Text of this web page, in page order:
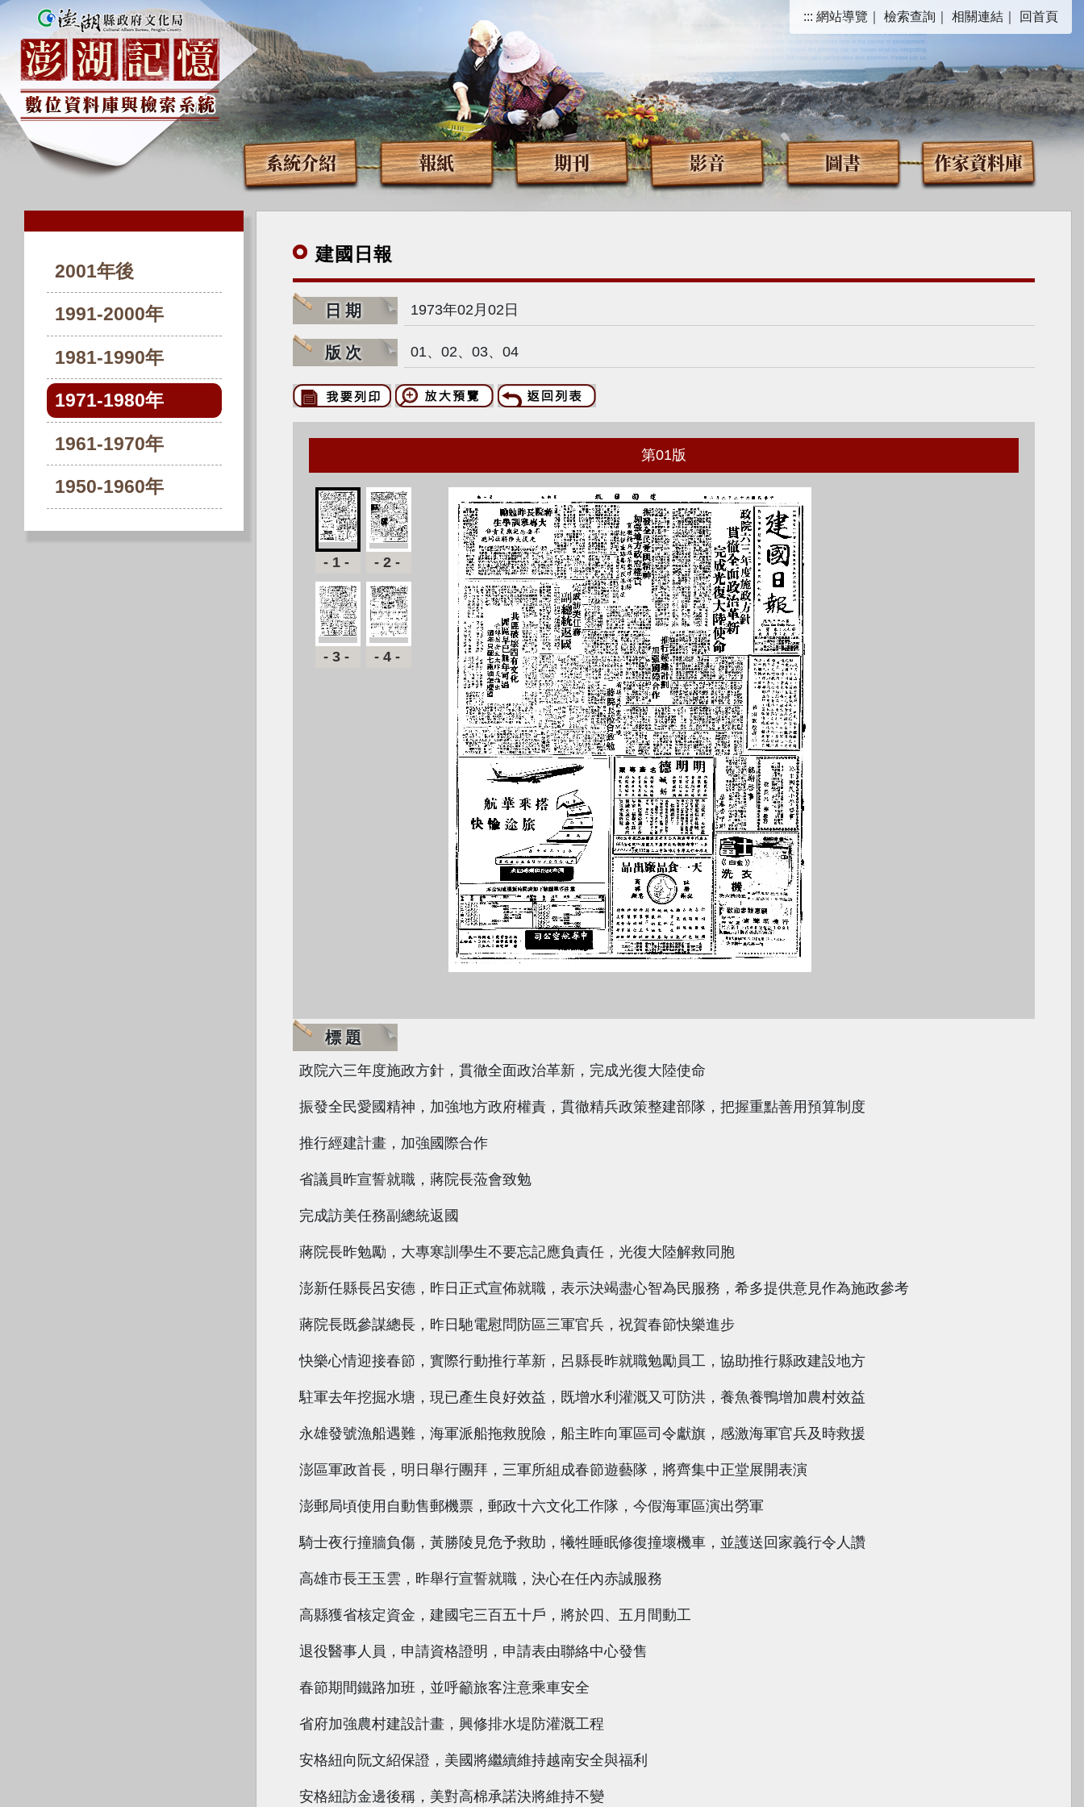
::: 網站導覽 檢索查詢 相關連結 回首頁
系統介紹 報紙 期刊 影音 圖書 作家資料庫
2001年後
1991-2000年
1981-1990年
1971-1980年
1961-1970年
1950-1960年
建國 日報
日期 1973年02月02日
版次 01、02、03、04
第01版
-1- -2-
-3- -4-
標題
政院六三年度施政方針，貫徹全面政治革新，完成光復大陸使命
振發全民愛國精神，加強地方政府權責，貫徹精兵政策整建部隊，把握重點善用預算制度
推行經建計畫，加強國際合作
省議員昨宣誓就職，蔣院長蒞會致勉
完成訪美任務副總統返國
蔣院長昨勉勵，大專寒訓學生不要忘記應負責任，光復大陸解救同胞
澎新任縣長呂安德，昨日正式宣佈就職，表示決竭盡心智為民服務，希多提供意見作為施政參考
蔣院長既參謀總長，昨日馳電慰問防區三軍官兵，祝賀春節快樂進步
快樂心情迎接春節，實際行動推行革新，呂縣長昨就職勉勵員工，協助推行縣政建設地方
駐軍去年挖掘水塘，現已產生良好效益，既增水利灌溉又可防洪，養魚養鴨增加農村效益
永雄發號漁船遇難，海軍派船拖救脫險，船主昨向軍區司令獻旗，感激海軍官兵及時救援
澎區軍政首長，明日舉行團拜，三軍所組成春節遊藝隊，將齊集中正堂展開表演
澎郵局頃使用自動售郵機票，郵政十六文化工作隊，今假海軍區演出勞軍
騎士夜行撞牆負傷，黃勝陵見危予救助，犧牲睡眠修復撞壞機車，並護送回家義行令人讚
高雄市長王玉雲，昨舉行宣誓就職，決心在任內赤誠服務
高縣獲省核定資金，建國宅三百五十戶，將於四、五月間動工
退役醫事人員，申請資格證明，申請表由聯絡中心發售
春節期間鐵路加班，並呼籲旅客注意乘車安全
省府加強農村建設計畫，興修排水堤防灌溉工程
安格紐向阮文紹保證，美國將繼續維持越南安全與福利
安格紐訪金邊後稱，美對高棉承諾決將維持不變